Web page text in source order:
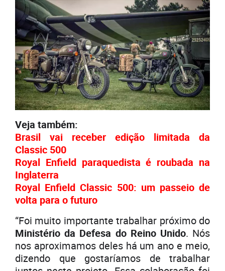
Veja também:
Brasil vai receber edição limitada da
Classic 500
Royal Enfield paraquedista é roubada na
Inglaterra
Royal Enfield Classic 500: um passeio de
volta para o futuro
“Foi muito importante trabalhar próximo do
Ministério da Defesa do Reino Unido. Nós
nos aproximamos deles há um ano e meio,
dizendo que gostaríamos de trabalhar